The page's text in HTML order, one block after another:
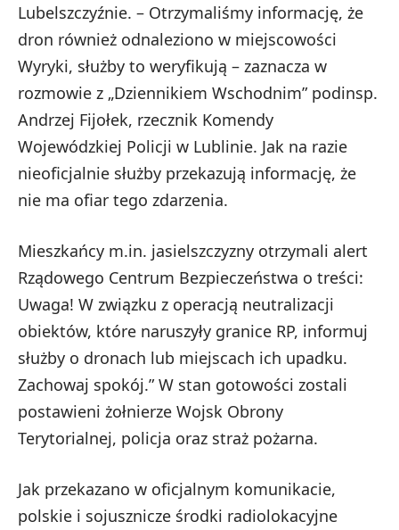
Lubelszczyźnie. – Otrzymaliśmy informację, że
dron również odnaleziono w miejscowości
Wyryki, służby to weryfikują – zaznacza w
rozmowie z „Dziennikiem Wschodnim” podinsp.
Andrzej Fijołek, rzecznik Komendy
Wojewódzkiej Policji w Lublinie. Jak na razie
nieoficjalnie służby przekazują informację, że
nie ma ofiar tego zdarzenia.
Mieszkańcy m.in. jasielszczyzny otrzymali alert
Rządowego Centrum Bezpieczeństwa o treści:
Uwaga! W związku z operacją neutralizacji
obiektów, które naruszyły granice RP, informuj
służby o dronach lub miejscach ich upadku.
Zachowaj spokój.” W stan gotowości zostali
postawieni żołnierze Wojsk Obrony
Terytorialnej, policja oraz straż pożarna.
Jak przekazano w oficjalnym komunikacie,
polskie i sojusznicze środki radiolokacyjne